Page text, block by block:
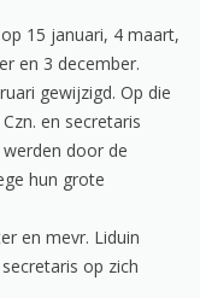
15 januari, 4 maart,
en 3 december.
gewijzigd. Op die
en secretaris
door de
hun grote
en mevr. Liduin
op zich